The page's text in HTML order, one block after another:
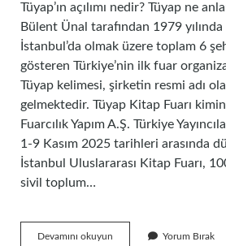
Tüyap’ın açılımı nedir? Tüyap ne
Bülent Ünal tarafından 1979
İstanbul’da olmak üzere toplam 6
gösteren Türkiye’nin ilk fuar
Tüyap kelimesi, şirketin resmi adı
gelmektedir. Tüyap Kitap Fuarı
Fuarcılık Yapım A.Ş. Türkiye
1-9 Kasım 2025 tarihleri ​​arasında
İstanbul Uluslararası Kitap Fuarı,
sivil toplum…
Devamını okuyun Yorum Bırak